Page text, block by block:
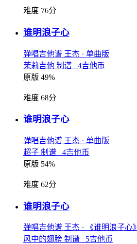
难度 76分
谁明浪子心
弹唱吉他谱 王杰 · 单曲版
茉莉吉他 制谱 4吉他币
原版 49%
难度 68分
谁明浪子心
弹唱吉他谱 王杰 · 单曲版
超子 制谱 4吉他币
原版 54%
难度 62分
谁明浪子心
弹唱吉他谱 王杰 · 《谁明浪子心》
风中的翅膀 制谱 5吉他币